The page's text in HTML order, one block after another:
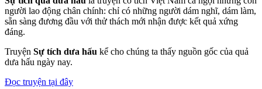
người lao động chân chính: chỉ có những người dám nghĩ, dám làm,
sẵn sàng đương đầu với thử thách mới nhận được kết quả xứng
đáng.
Truyện Sự tích dưa hấu kể cho chúng ta thấy nguồn gốc của quả
dưa hấu ngày nay.
Đọc truyện tại đây